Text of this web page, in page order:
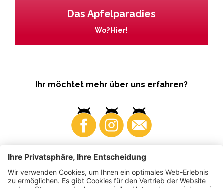
Das Apfelparadies
Wo? Hier!
Ihr möchtet mehr über uns erfahren?
Business Produzenten